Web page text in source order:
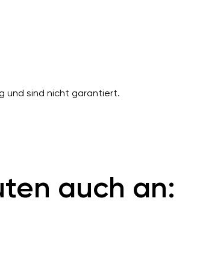
und sind nicht garantiert.
auch an: